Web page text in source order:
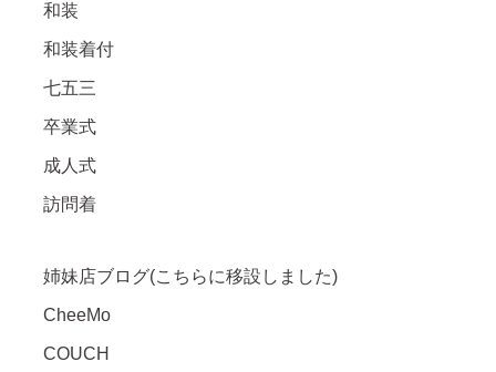
和装
和装着付
七五三
卒業式
成人式
訪問着
姉妹店ブログ(こちらに移設しました)
CheeMo
COUCH